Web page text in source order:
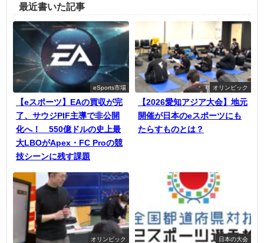
最近書いた記事
eSports市場
【eスポーツ】EAの買収が完
了、サウジPIF主導で非公開
化へ！ 550億ドルの史上最
大LBOがApex・FC Proの競
技シーンに残す課題
オリンピック
【2026愛知アジア大会】地元
開催が日本のeスポーツにも
たらすものとは？
オリンピック 日本の大会